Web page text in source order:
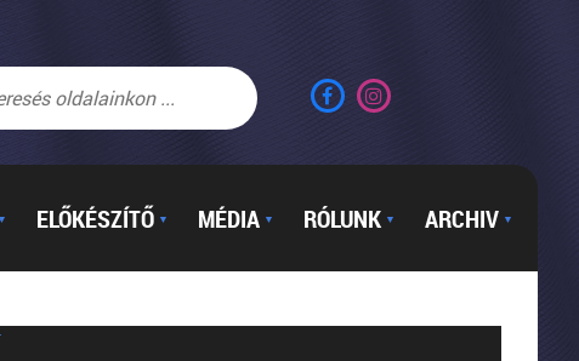
▼ ELŐKÉSZÍTŐ ▼ MÉDIA ▼ RÓLUNK ▼ ARCHIV ▼